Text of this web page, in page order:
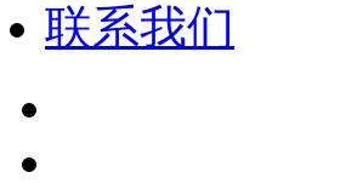
联系我们